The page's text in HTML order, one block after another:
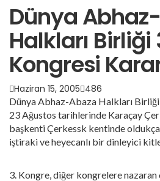
Dünya
Halkları Birliği
Kongresi
Haziran 15, 2005 486
Dünya Abhaz-Abaza Halkları
23 Ağustos tarihlerinde Karaçay
başkenti Çerkessk kentinde
iştiraki ve heyecanlı bir dinleyici
3. Kongre, diğer kongrelere nazaran